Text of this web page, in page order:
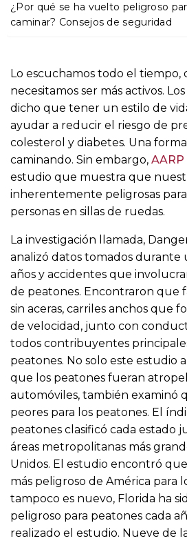
ci
o
¿Por qué se ha vuelto peligroso
caminar? Consejos de seguridad
Lo escuchamos todo el tiempo,
necesitamos ser más activos.
dicho que tener un estilo de
ayudar a reducir el riesgo de
colesterol y diabetes. Una
caminando. Sin embargo, AARP
estudio que muestra que
inherentemente peligrosas
personas en sillas de ruedas.
La investigación llamada,
analizó datos tomados durante
años y accidentes que
de peatones. Encontraron que
sin aceras, carriles anchos que
de velocidad, junto con
todos contribuyentes
peatones. No solo este estudio
que los peatones fueran
automóviles, también examinó
peores para los peatones. El
peatones clasificó cada estado
áreas metropolitanas más
Unidos. El estudio encontró
más peligroso de América para
tampoco es nuevo, Florida ha
peligroso para peatones cada
realizado el estudio. Nueve de